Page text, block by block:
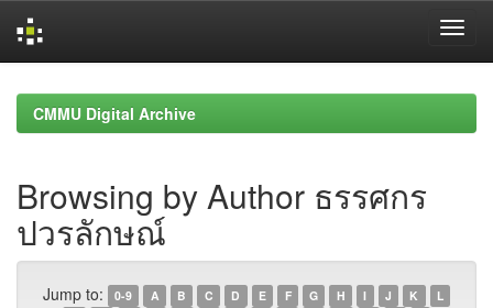
navigationCMMU Digital Archive
Browsing by Author ธรรศกร
ปวรลักษณ์
Jump to: 0-9 A B C D E F G H I J K
L